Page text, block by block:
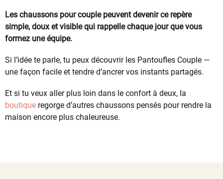
Les chaussons pour couple peuvent devenir ce repère
simple, doux et visible qui rappelle chaque jour que vous
formez une équipe.
Si l’idée te parle, tu peux découvrir les Pantoufles Couple —
une façon facile et tendre d’ancrer vos instants partagés.
Et si tu veux aller plus loin dans le confort à deux, la
boutique regorge d’autres chaussons pensés pour rendre la
maison encore plus chaleureuse.